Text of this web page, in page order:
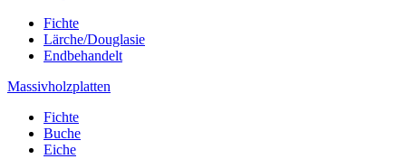
Fichte
Lärche/Douglasie
Endbehandelt
Massivholzplatten
Fichte
Buche
Eiche